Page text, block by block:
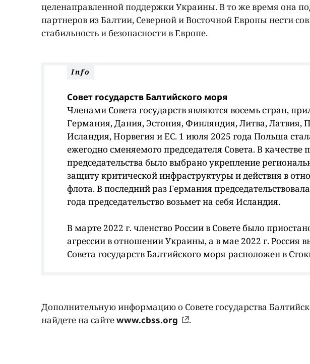
целенаправленной поддержки Украины. В то же время она
партнеров из Балтии, Северной и Восточной Европы нести
стабильность и безопасности в Европе.
Info
Совет государств Балтийского моря
Членами Совета государств являются восемь стран,
Германия, Дания, Эстония, Финляндия, Литва, Латвия,
Исландия, Норвегия и ЕС. 1 июля 2025 года Польша
ежегодно сменяемого председателя Совета. В
председательства было выбрано укрепление
защиту критической инфраструктуры и действия в
флота. В последний раз Германия
года председательство возьмет на себя Исландия.
В марте 2022 г. членство России в Совете было
агрессии в отношении Украины, а в мае 2022 г. Россия
Совета государств Балтийского моря расположен в
Дополнительную информацию о Совете государства
найдете на сайтеwww.cbss.org .